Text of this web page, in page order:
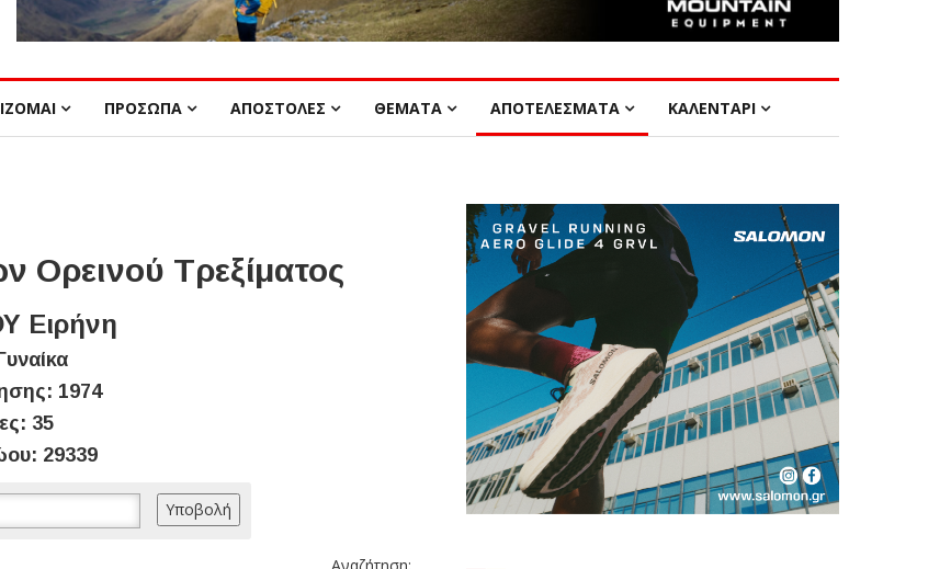
ΠΡΟΣΩΠΑ ΑΠΟΣΤΟΛΕΣ ΘΕΜΑΤΑ ΑΠΟΤΕΛΕΣΜΑΤΑ ΚΑΛΕΝΤΑΡΙ
Ορεινού Τρεξίματος
Ειρήνη
1974
35
29339